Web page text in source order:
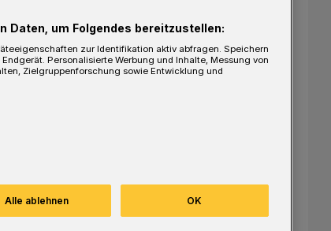
Daten, um Folgendes bereitzustellen:
zur Identifikation aktiv abfragen. Speichern
Personalisierte Werbung und Inhalte, Messung von
Zielgruppenforschung sowie Entwicklung und
Alle ablehnen OK